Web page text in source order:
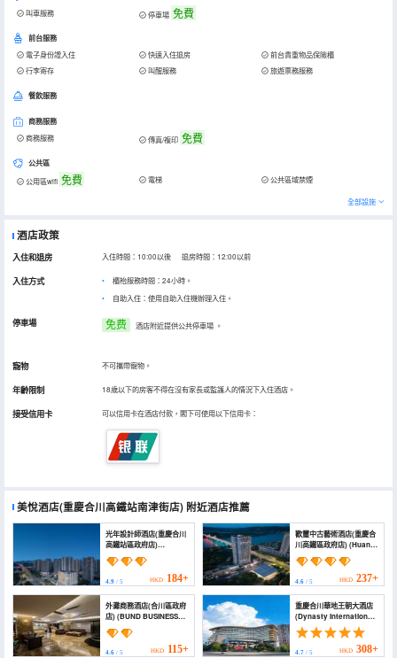
叫車服務 停車場 免費
前台服務
電子身份證入住 快速入住退房
前台貴重物品保險櫃
行李寄存
叫醒服務 旅遊票務服務
餐飲服務
商務服務
商務服務 傳真/複印 免費
公共區
公用區wifi 免費 電梯 公共區域禁煙
全部設施
酒店政策
入住和退房 入住時間：10:00以後 退房時間：12:00以前
入住方式
櫃枱服務時間：24小時。
自助入住：使用自助入住機辦理入住。
停車場 免费 酒店附近提供公共停車場 。
寵物 不可攜帶寵物。
年齡限制 18歲以下的房客不得在沒有家長或監護人的情況下入住酒店。
接受信用卡 可以信用卡在酒店付款，閣下可使用以下信用卡：
美悅酒店(重慶合川高鐵站南津街店) 附近酒店推薦
光年設計師酒店(重慶合川
高鐵站區政府店)
(Guangnian Design
Hotel (Chongqing
Hechuan High-speed
Railway Station District
Government))
4.9 / 5 HKD 184+
歡璽中古藝術酒店(重慶合
川高鐵區政府店) (Huanxi
Antique Art Hotel
(Chongqing
HechuanDistrict
Government Store))
4.6/ 5 HKD 237+
外灘商務酒店(合川區政府
店) (BUND BUSINESS
HOTEL)
4.6 / 5 HKD 115+
重慶合川華地王朝大酒店
(Dynasty International
Hotel Chongqing
Hechuan)
4.7/ 5 HKD 308+